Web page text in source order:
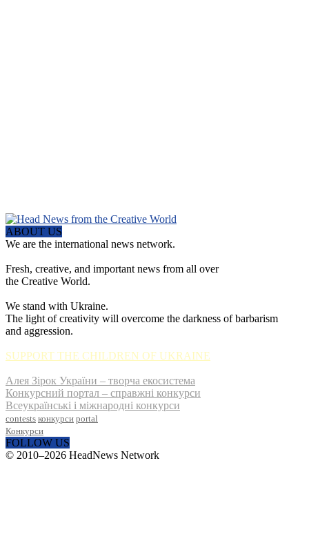
ABOUT US
We are the international news network.
Fresh, creative, and important news from all over
the Creative World.
We stand with Ukraine.
The light of creativity will overcome the darkness of barbarism
and aggression.
SUPPORT THE CHILDREN OF UKRAINE
Алея Зірок України – творча екосистема
Конкурсний портал – справжні конкурси
Всеукраїнські і міжнародні конкурси
contests конкурси portal
Конкурси
FOLLOW US
© 2010–2026 HeadNews Network